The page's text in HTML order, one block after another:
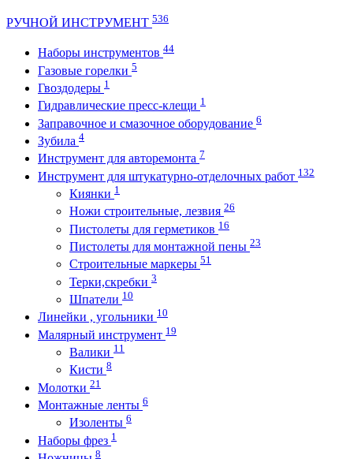
РУЧНОЙ ИНСТРУМЕНТ 536
Наборы инструментов 44
Газовые горелки 5
Гвоздодеры 1
Гидравлические пресс-клещи 1
Заправочное и смазочное оборудование 6
Зубила 4
Инструмент для авторемонта 7
Инструмент для штукатурно-отделочных работ 132
Киянки 1
Ножи строительные, лезвия 26
Пистолеты для герметиков 16
Пистолеты для монтажной пены 23
Строительные маркеры 51
Терки,скребки 3
Шпатели 10
Линейки , угольники 10
Малярный инструмент 19
Валики 11
Кисти 8
Молотки 21
Монтажные ленты 6
Изоленты 6
Наборы фрез 1
8